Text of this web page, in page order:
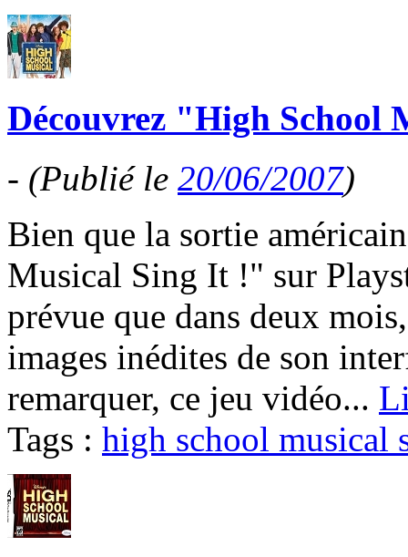
Découvrez "High School
- (Publié le 20/06/2007)
Bien que la sortie
Musical Sing It !" sur
prévue que dans deux
images inédites de son
remarquer, ce jeu vidéo...
Tags : high school musical